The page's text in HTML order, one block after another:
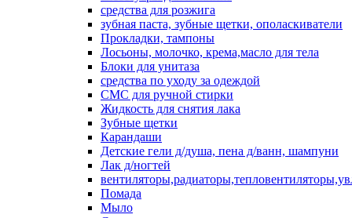
средства для розжига
зубная паста, зубные щетки, ополаскиватели
Прокладки, тампоны
Лосьоны, молочко, крема,масло для тела
Блоки для унитаза
средства по уходу за одеждой
СМС для ручной стирки
Жидкость для снятия лака
Зубные щетки
Карандаши
Детские гели д/душа, пена д/ванн, шампуни
Лак д/ногтей
Помада
Мыло